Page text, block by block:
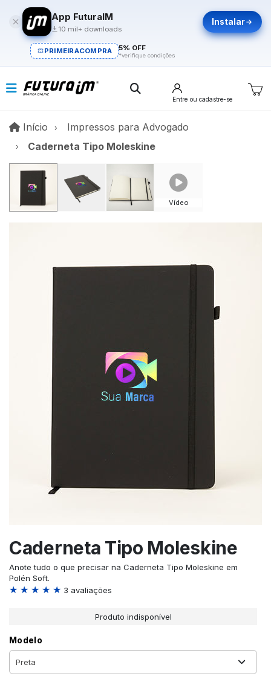
App FuturaIM
10 mil+ downloads
Instalar
PRIMEIRACOMPRA 5% OFF
*verifique condições
Entre ou cadastre-se
Início InícioImpressos para Advogado
Caderneta Tipo Moleskine
Vídeo
Caderneta Tipo Moleskine
Anote tudo o que precisar na Caderneta Tipo Moleskine em
Polén Soft.
★ ★ ★ ★ ★ 3 avaliações
Produto indisponível
Modelo